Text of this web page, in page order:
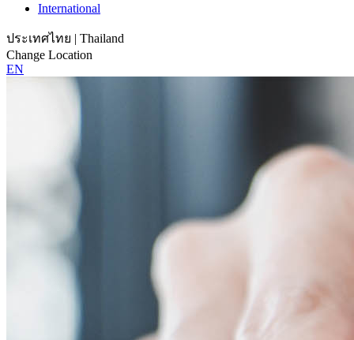
International
ประเทศไทย | Thailand
Change Location
EN